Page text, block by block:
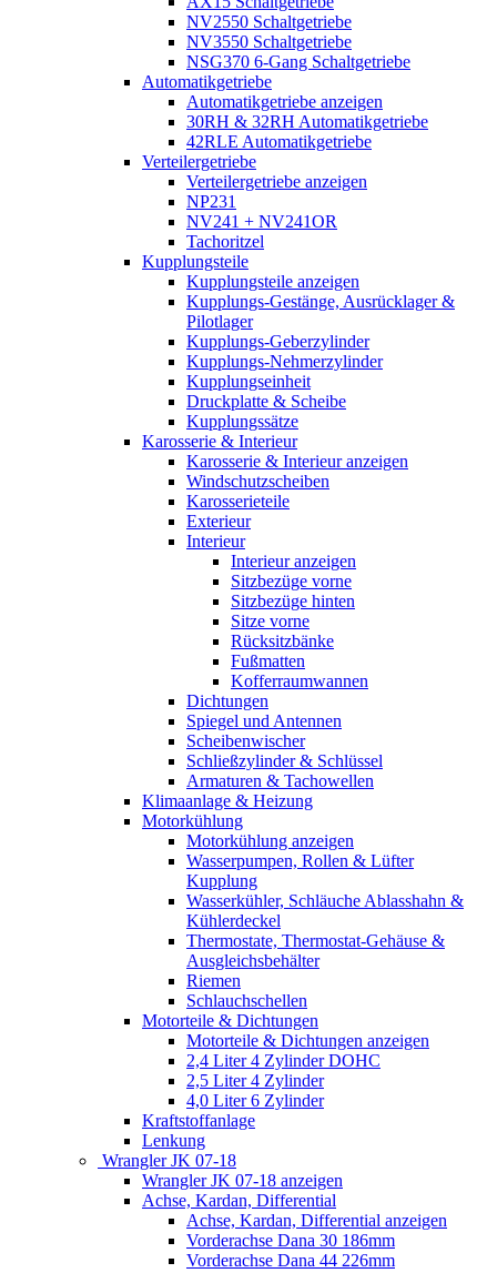
NV2550 Schaltgetriebe
NV3550 Schaltgetriebe
NSG370 6-Gang Schaltgetriebe
Automatikgetriebe
Automatikgetriebe anzeigen
30RH & 32RH Automatikgetriebe
42RLE Automatikgetriebe
Verteilergetriebe
Verteilergetriebe anzeigen
NP231
NV241 + NV241OR
Tachoritzel
Kupplungsteile
Kupplungsteile anzeigen
Kupplungs-Gestänge, Ausrücklager &
Pilotlager
Kupplungs-Geberzylinder
Kupplungs-Nehmerzylinder
Kupplungseinheit
Druckplatte & Scheibe
Kupplungssätze
Karosserie & Interieur
Karosserie & Interieur anzeigen
Windschutzscheiben
Karosserieteile
Exterieur
Interieur
Interieur anzeigen
Sitzbezüge vorne
Sitzbezüge hinten
Sitze vorne
Rücksitzbänke
Fußmatten
Kofferraumwannen
Dichtungen
Spiegel und Antennen
Scheibenwischer
Schließzylinder & Schlüssel
Armaturen & Tachowellen
Klimaanlage & Heizung
Motorkühlung
Motorkühlung anzeigen
Wasserpumpen, Rollen & Lüfter
Kupplung
Wasserkühler, Schläuche Ablasshahn &
Kühlerdeckel
Thermostate, Thermostat-Gehäuse &
Ausgleichsbehälter
Riemen
Schlauchschellen
Motorteile & Dichtungen
Motorteile & Dichtungen anzeigen
2,4 Liter 4 Zylinder DOHC
2,5 Liter 4 Zylinder
4,0 Liter 6 Zylinder
Kraftstoffanlage
Lenkung
Wrangler JK 07-18
Wrangler JK 07-18 anzeigen
Achse, Kardan, Differential
Achse, Kardan, Differential anzeigen
Vorderachse Dana 30 186mm
Vorderachse Dana 44 226mm